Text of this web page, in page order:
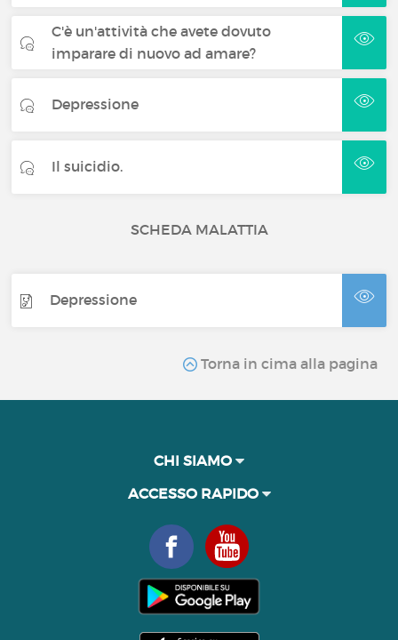
C'è un'attività che avete dovuto
imparare di nuovo ad amare?
Depressione
Il suicidio.
SCHEDA MALATTIA
Depressione
Torna in cima alla pagina
CHI SIAMO
ACCESSO RAPIDO